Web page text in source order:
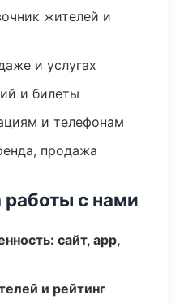
жителей и
и услугах
и билеты
и телефонам
продажа
с нами
сайт, app,
и рейтинг